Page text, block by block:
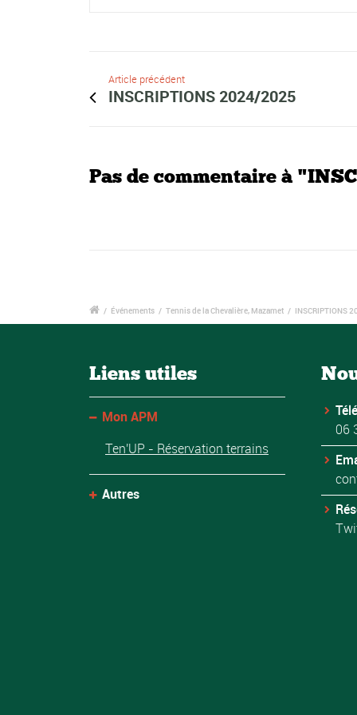
Article précédent
INSCRIPTIONS 2024/2025
Pas de commentaire à
/ Événements / Tennis de la Chevalière, Mazamet / INSCRIPTIONS
Liens utiles
Mon APM
Ten'UP - Réservation terrains
Autres
06